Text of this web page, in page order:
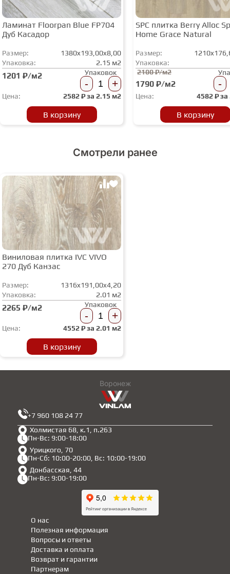
Ламинат Floorpan Blue FP704
Дуб Касадор
Размер:
1380x193,00x8,00
Упаковка:
2.15 м2
1201 ₽/м2 Упаковок
- +
Цена: 2582₽ за 2.15 м2
В корзину
SPC плитка Berry Alloc
Home Grace Natural
Размер:
Упаковка:
2100 ₽/м2
1790 ₽/м2 -
Цена: 4582₽ за
В корзину
Смотрели ранее
Виниловая плитка IVC VIVO
270 Дуб Канзас
Размер:
1316x191,00x4,20
Упаковка:
2.01 м2
2265 ₽/м2 Упаковок
- +
Цена: 4552₽ за 2.01 м2
В корзину
Воронеж
Холмистая 68, к.1, п.263
Пн-Вс: 9:00-18:00
Урицкого, 70
Пн-Сб: 10:00-20:00, Вс: 10:00-19:00
Донбасская, 44
Пн-Вс: 9:00-19:00
+7 960 108 24 77
Полезная информация
Партнерам
Вопросы и ответы
Доставка и оплата
Возврат и гарантии
О нас